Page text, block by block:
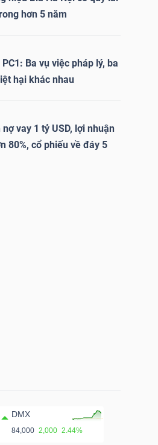
hơn 5 năm
PC1: Ba vụ việc pháp lý, ba
hại khác nhau
nợ vay 1 tỷ USD, lợi nhuận
80%, cổ phiếu về đáy 5
DMX
84,000 2,000 2.44%